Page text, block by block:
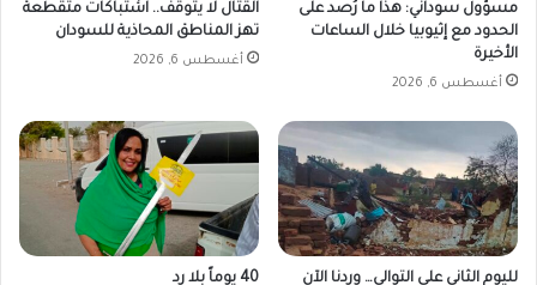
مسؤول سوداني: هذا ما رُصد على
الحدود مع إثيوبيا خلال الساعات
الأخيرة
أغسطس 6, 2026
القتال لا يتوقف.. اشتباكات متقطعة
تهز المناطق المحاذية للسودان
أغسطس 6, 2026
لليوم الثاني على التوالي… وردنا الآن 40 يوماً بلا رد